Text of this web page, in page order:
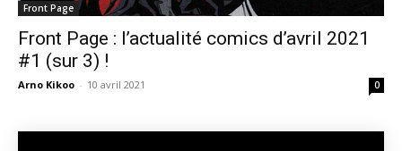
Front Page
Front Page : l’actualité comics d’avril 2021
#1 (sur 3) !
Arno Kikoo - 10 avril 2021 0